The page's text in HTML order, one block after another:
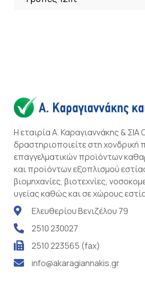
Η εταιρία Α. Καραγιαννάκης & ΣΙΑ
δραστηριοποιείτε στη χονδρική
επαγγελματικών προϊόντων
και προϊόντων εξοπλισμού
βιομηχανίες, βιοτεχνίες,
υγείας καθώς και σε χώρους
Ελευθερίου Βενιζέλου 79
2510 230027
2510 223565 (fax)
info@akaragiannakis.gr